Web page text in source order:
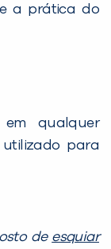
a prática do
qualquer
para
de esquiar